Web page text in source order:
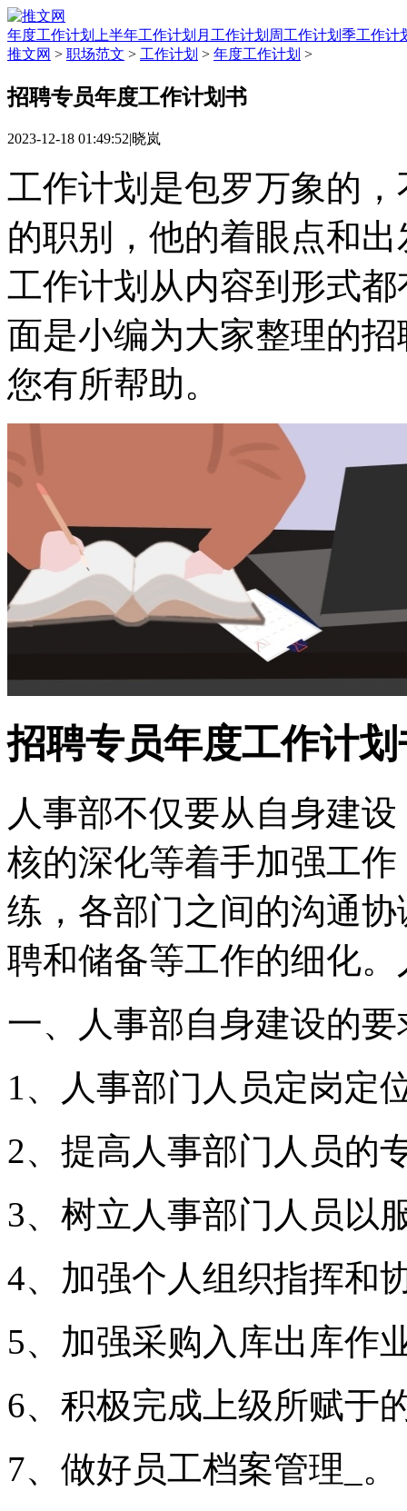
年度工作计划 上半年工作计划 月工作计划 周工作计划 季工作计
推文网 > 职场范文 > 工作计划 > 年度工作计划 >
招聘专员年度工作计划书
2023-12-18 01:49:52|晓岚
工作计划是包罗万象的
的职别，他的着眼点和
工作计划从内容到形式
面是小编为大家整理的
您有所帮助。
招聘专员年度工作计划
人事部不仅要从自身建
核的深化等着手加强工
练，各部门之间的沟通
聘和储备等工作的细化
一、人事部自身建设的要
1、人事部门人员定岗定
2、提高人事部门人员的
3、树立人事部门人员以
4、加强个人组织指挥和
5、加强采购入库出库作
6、积极完成上级所赋于
7、做好员工档案管理_。